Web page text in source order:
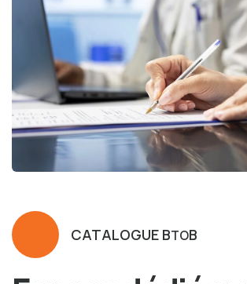
CATALOGUE BTOB